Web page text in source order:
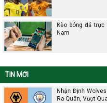
Kèo bóng đá
Nam
TIN MỚI
Nhận Định
Ra Quân, Vượt